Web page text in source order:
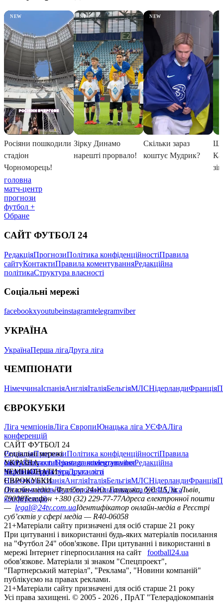
головна
матч-центр
прогнози
футбол +
Обране
САЙТ ФУТБОЛ 24
РедакціяПрогнозиПолітика конфіденційностіПравила
сайтуКонтактиПравила коментуванняРедакційна
політикаСтруктура власності
Соціальні мережі
facebookxyoutubeinstagramtelegramviber
УКРАЇНА
УкраїнаПерша лігаДруга ліга
ЧЕМПІОНАТИ
НімеччинаІспаніяАнгліяІталіяБельгіяМЛСНідерландиФранція
ЄВРОКУБКИ
Ліга чемпіонівЛіга ЄвропиЮнацька ліга УЄФАЛіга
конференцій
САЙТ ФУТБОЛ 24
РедакціяПрогнозиПолітика конфіденційностіПравила
сайтуКонтактиПравила коментуванняРедакційна
політикаСтруктура власності
Соціальні мережі
facebookxyoutubeinstagramtelegramviber
УКРАЇНА
УкраїнаПерша лігаДруга ліга
ЧЕМПІОНАТИ
НімеччинаІспаніяАнгліяІталіяБельгіяМЛСНідерландиФранція
ЄВРОКУБКИ
Ліга чемпіонівЛіга ЄвропиЮнацька ліга УЄФАЛіга
конференцій
Онлайн-медіа «Футбол 24»пл. Галицька, буд. 15, м. Львів,
79008Телефон +380 (32) 229-77-77Адреса електронної пошти
— legal@24tv.com.uaІдентифікатор онлайн-медіа в Реєстрі
суб’єктів у сфері медіа — R40-06058
21+Матеріали сайту призначені для осіб старше 21 року
При цитуванні і використанні будь-яких матеріалів посилання
на "Футбол 24" обов'язкове. При цитуванні і використанні в
мережі Інтернет гіперпосилання на сайт
football24.ua
обов'язкове. Матеріали зі знаком "Спецпроект",
"Партнерський матеріал", "Реклама", "Новини компаній"
публікуємо на правах реклами.
21+Матеріали сайту призначені для осіб старше 21 року
Усi права захищенi. © 2005 - 2026 , ПрАТ "Телерадіокомпанія